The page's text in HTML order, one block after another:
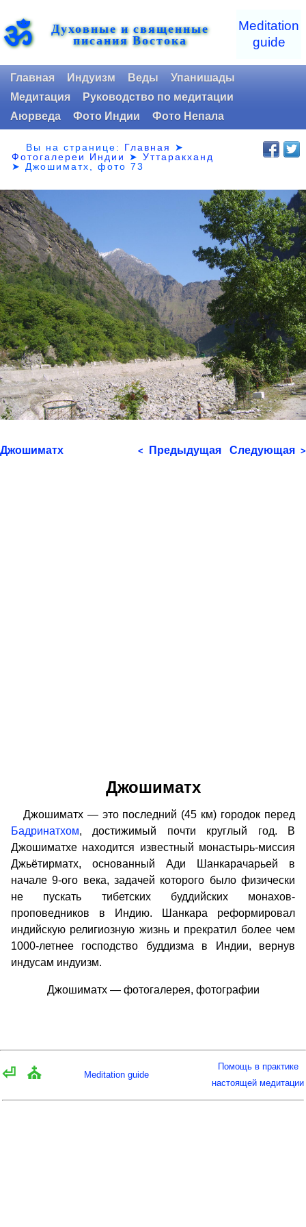
ॐ Духовные и священные
писания Востока
Meditation
guide
Главная Индуизм Веды
Упанишады
Медитация
Руководство по медитации
Аюрведа
Фото Индии Фото Непала
Вы на странице: Главная
➤
Фотогалереи Индии
➤Уттаракханд
➤ Джошиматх, фото 73
Джошиматх < Предыдущая Следующая >
Джошиматх
Джошиматх — это последний (45 км) городок перед
Бадринатхом, достижимый почти круглый год. В
Джошиматхе находится известный монастырь-миссия
Джьётирматх, основанный Ади Шанкарачарьей в
начале 9-ого века, задачей которого было физически
не пускать тибетских буддийских монахов-
проповедников в Индию. Шанкара реформировал
индийскую религиозную жизнь и прекратил более чем
1000-летнее господство буддизма в Индии, вернув
индусам индуизм.
Джошиматх — фотогалерея, фотографии
⏎ ⛪ Meditation guide
Помощь в практике
настоящей медитации